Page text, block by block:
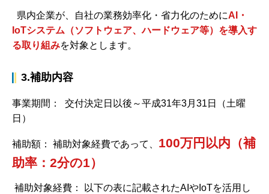
県内企業が、自社の業務効率化・省力化のためにAI・
IoTシステム（ソフトウェア、ハードウェア等）を導入す
る取り組みを対象とします。
3.補助内容
事業期間： 交付決定日以後～平成31年3月31日（土曜
日）
補助額： 補助対象経費であって、 100万円以内（補
助率：2分の1）
補助対象経費： 以下の表に記載されたAIやIoTを活用し